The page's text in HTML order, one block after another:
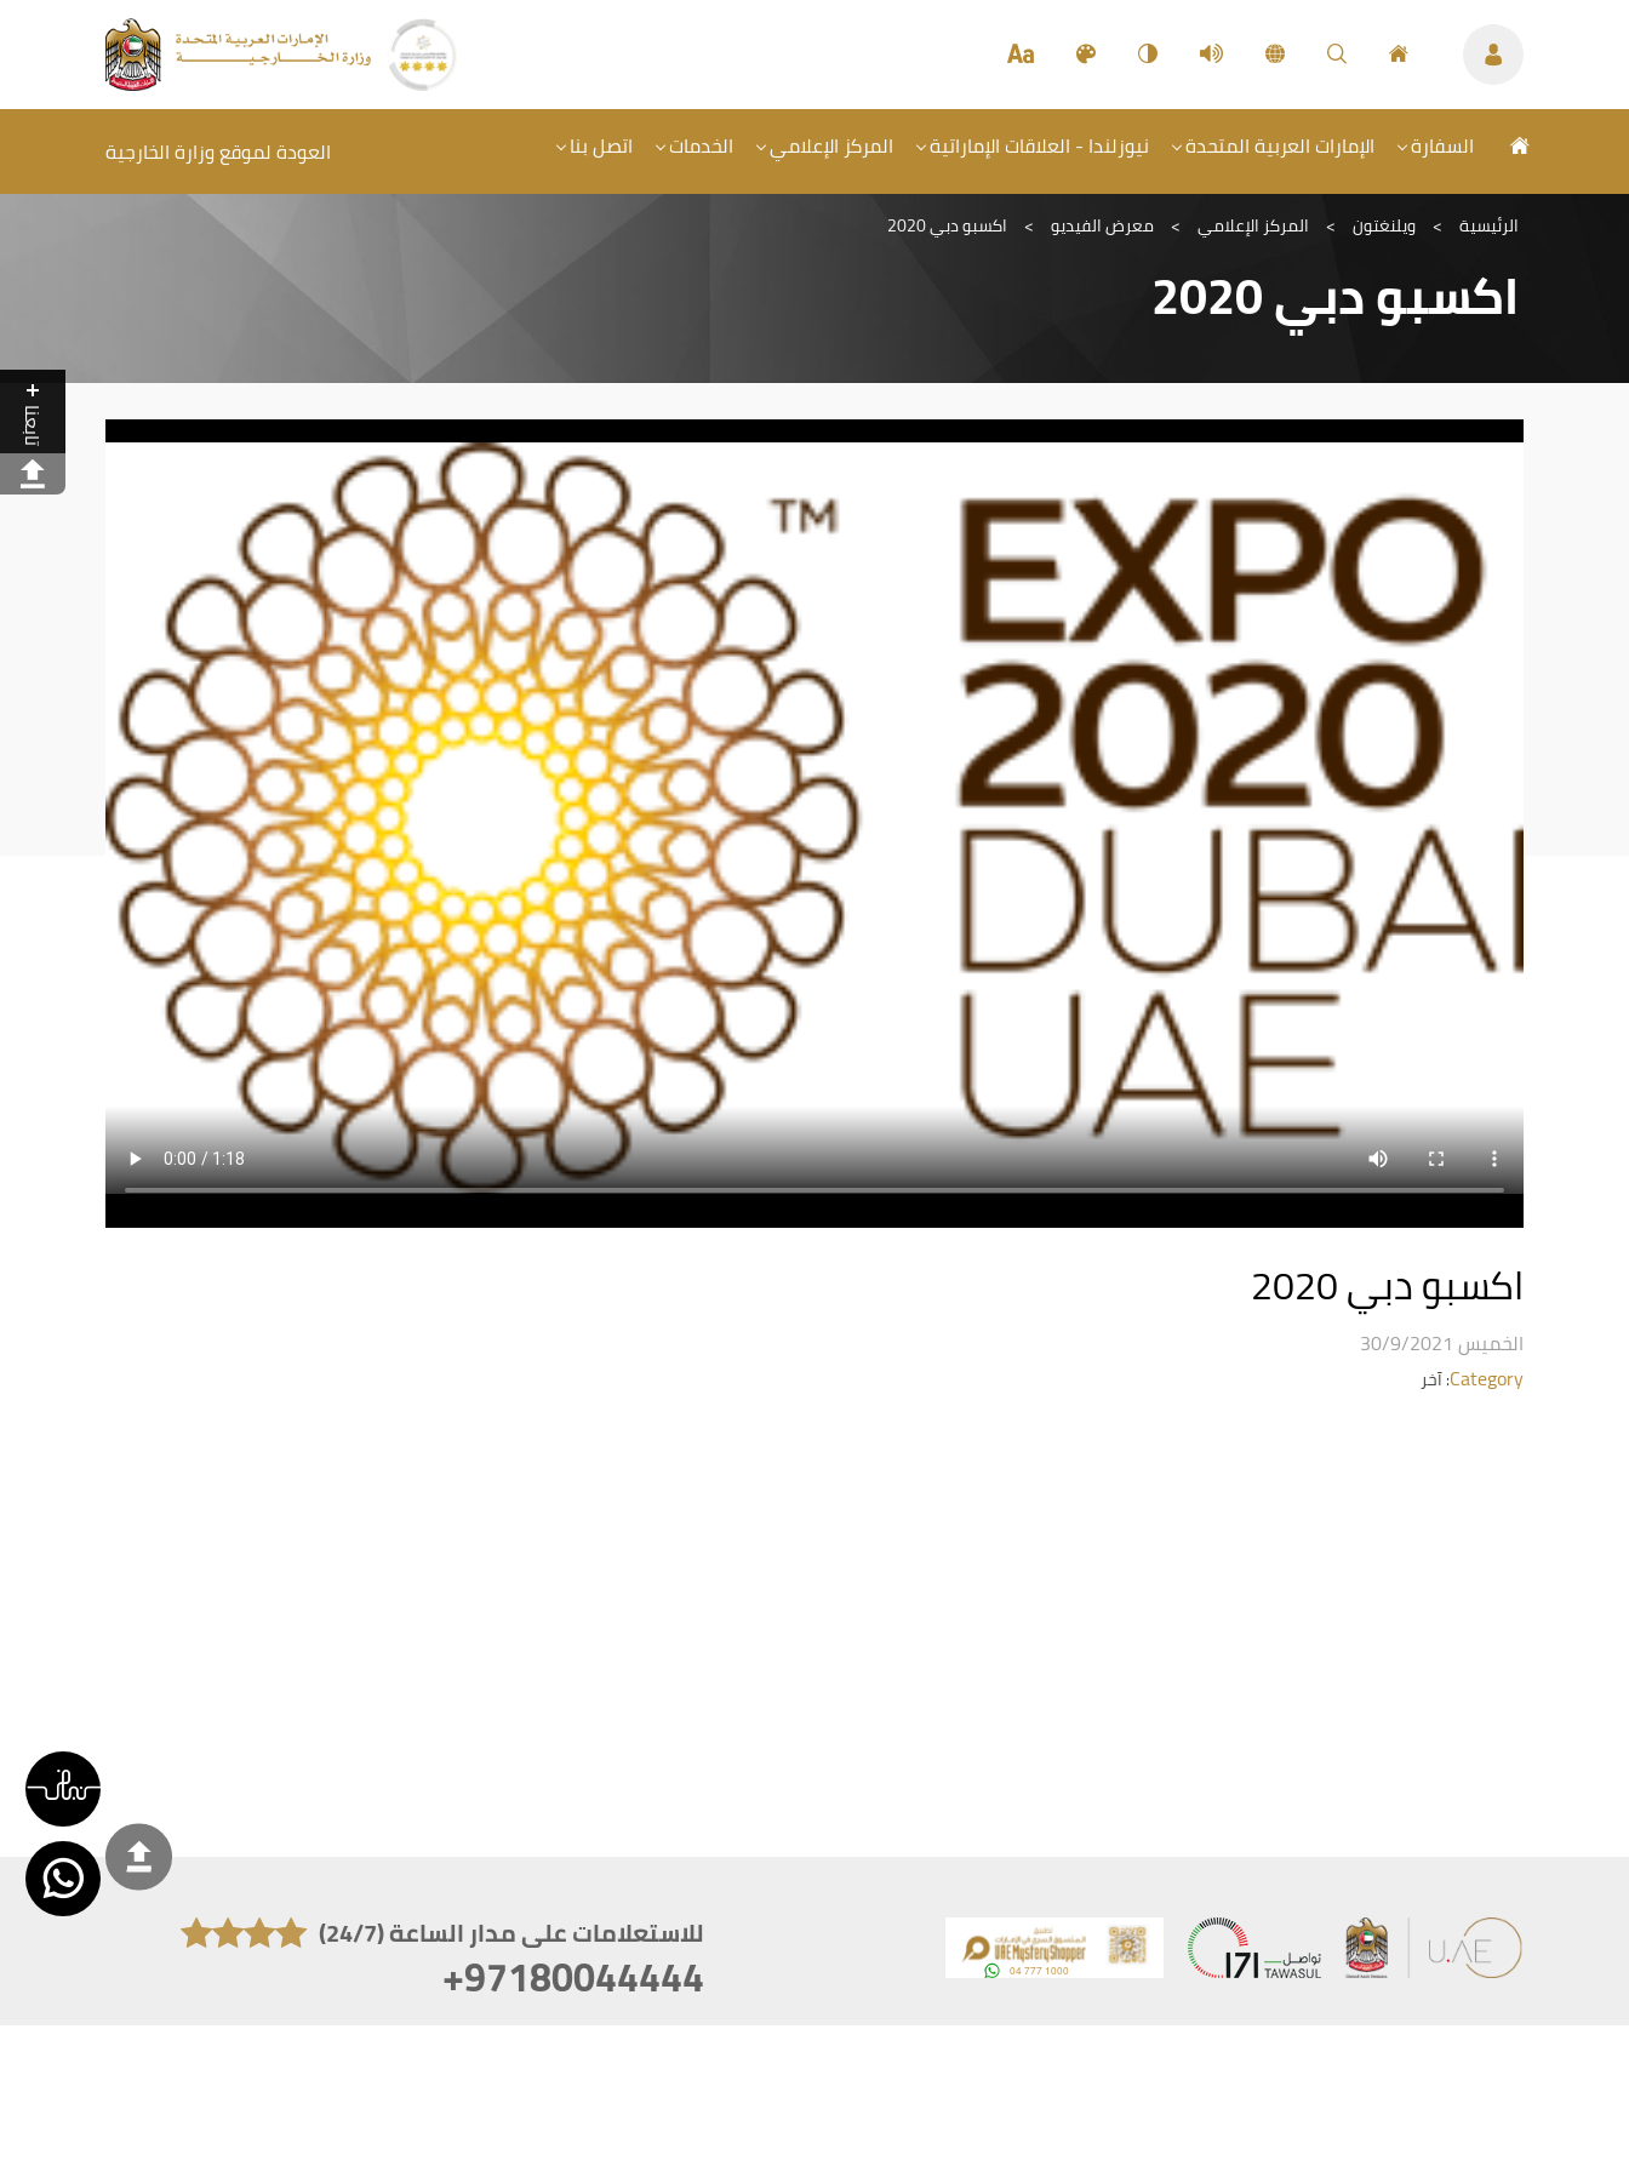
تابعنا
السفارة الإمارات العربية المتحدة نيوزلندا - العلاقات الإماراتية المركز الإعلامي الخدمات اتصل بنا العودة لموقع وزارة الخارجية
الرئيسية > ويلنغتون > المركز الإعلامي > معرض الفيديو > اكسبو دبي 2020
اكسبو دبي 2020
اكسبو دبي 2020
الخميس 30/9/2021
Category: آخر
للاستعلامات على مدار الساعة (24/7)
+97180044444